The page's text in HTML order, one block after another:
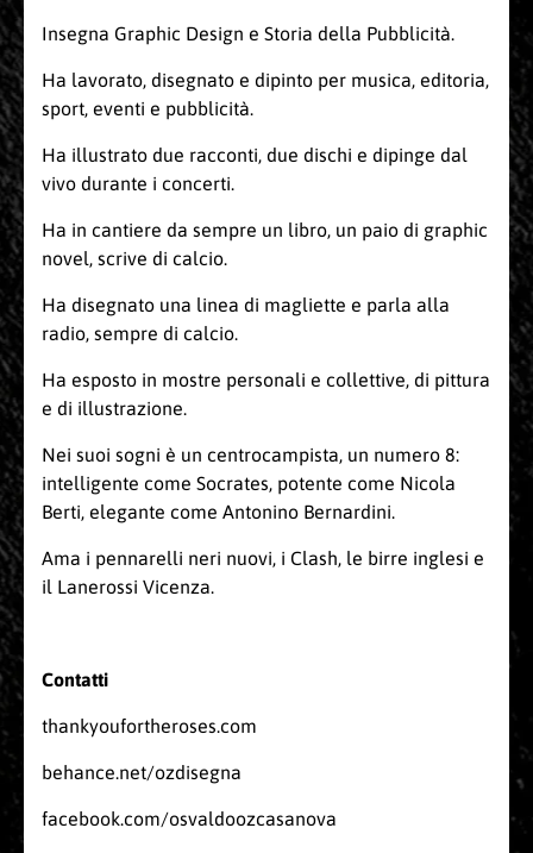
Insegna Graphic Design e Storia della Pubblicità.
Ha lavorato, disegnato e dipinto per musica, editoria,
sport, eventi e pubblicità.
Ha illustrato due racconti, due dischi e dipinge dal
vivo durante i concerti.
Ha in cantiere da sempre un libro, un paio di graphic
novel, scrive di calcio.
Ha disegnato una linea di magliette e parla alla
radio, sempre di calcio.
Ha esposto in mostre personali e collettive, di pittura
e di illustrazione.
Nei suoi sogni è un centrocampista, un numero 8:
intelligente come Socrates, potente come Nicola
Berti, elegante come Antonino Bernardini.
Ama i pennarelli neri nuovi, i Clash, le birre inglesi e
il Lanerossi Vicenza.
Contatti
thankyoufortheroses.com
behance.net/ozdisegna
facebook.com/osvaldoozcasanova